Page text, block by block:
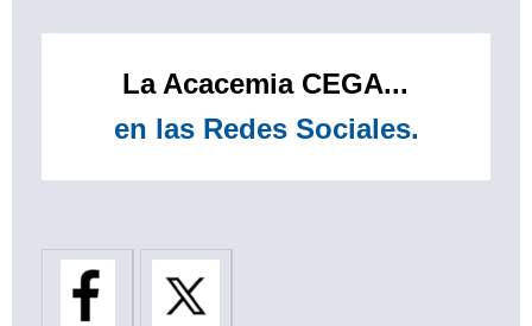
La Acacemia CEGA...
en las Redes Sociales.